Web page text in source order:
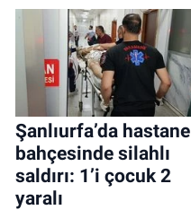
Şanlıurfa’da hastane
bahçesinde silahlı
saldırı: 1’i çocuk 2
yaralı